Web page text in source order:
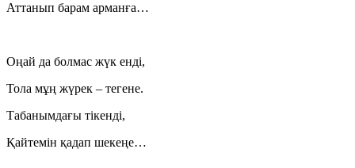
Аттанып барам арманға…
Оңай да болмас жүк енді,
Тола мұң жүрек – тегене.
Табанымдағы тікенді,
Қайтемін қадап шекеңе…